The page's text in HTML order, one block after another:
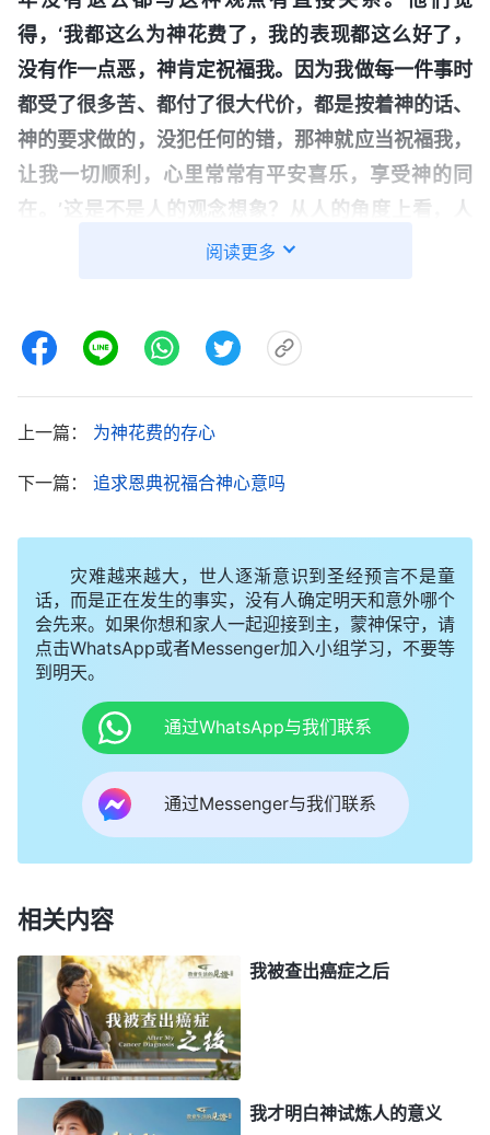
得，‘我都这么为神花费了，我的表现都这么好了，
没有作一点恶，神肯定祝福我。因为我做每一件事时
都受了很多苦、都付了很大代价，都是按着神的话、
神的要求做的，没犯任何的错，那神就应当祝福我，
让我一切顺利，心里常常有平安喜乐，享受神的同
在。’这是不是人的观念想象？从人的角度上看，人
享受到神的恩典得到了益处，觉得受点苦也是应该
不符合神作工的原则，也不符合神对人的要求标准，
象。这里面不管是带着交易还是带着索取，还是带着
够不上神祝福人的原则标准，尤其这种交易的思想观
埋怨误解，心里还觉得冤屈，然后就跟神讲理，甚至
论断神、定罪神。……当神给人摆设一个环境完全不
合乎人的观念想象时，人心里对神就产生了观念、论
断、定罪，甚至否认神，神能在此时满足人的需要
吗？绝对不会，神永远不会按着人的观念改变他的作
工方式与意愿。这时需要改变的是谁？是人，人需要
放下观念接受顺服神所摆设的环境，需要体验、经历
神所摆设的环境，寻求真理解决自己的观念，而不是
的时候人对神就产生了抵触，这是很自然的。抵触的
观念想象而不是真理，所以在临到神作工不合人观念
的时候人就能抵挡神、论断神。
人的职责・带领工人的职责（十六）》
得福这是最正当的目的，也是他们信神的价值所在，
如果不能达到这个目的，那就什么都不能打动他们的
阅读更多
上一篇： 为神花费的存心
下一篇： 追求恩典祝福合神心意吗
灾难越来越大，世人逐渐意识到圣经预言不是童
话，而是正在发生的事实，没有人确定明天和意外哪个
会先来。如果你想和家人一起迎接到主，蒙神保守，请
点击WhatsApp或者Messenger加入小组学习，不要等
到明天。
通过WhatsApp与我们联系
通过Messenger与我们联系
相关内容
我被查出癌症之后
我才明白神试炼人的意义